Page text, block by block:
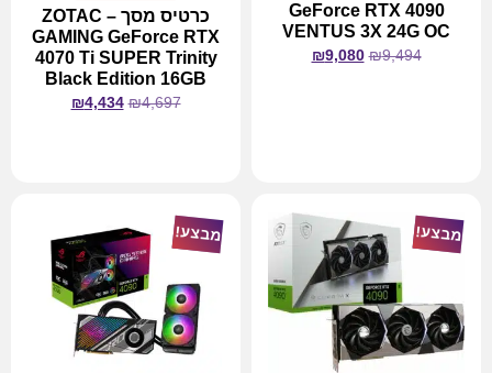
GeForce RTX 4090
VENTUS 3X 24G OC
₪9,494
₪9,080
כרטיס מסך – ZOTAC
GAMING GeForce RTX
4070 Ti SUPER Trinity
Black Edition 16GB
₪4,697
₪4,434
מבצע! מבצע!